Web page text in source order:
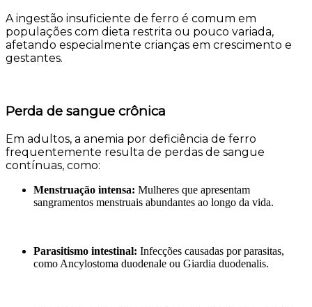
A ingestão insuficiente de ferro é comum em
populações com dieta restrita ou pouco variada,
afetando especialmente crianças em crescimento e
gestantes.
Perda de sangue crônica
Em adultos, a anemia por deficiência de ferro
frequentemente resulta de perdas de sangue
contínuas, como:
Menstruação intensa: Mulheres que apresentam
sangramentos menstruais abundantes ao longo da vida.
Parasitismo intestinal: Infecções causadas por parasitas,
como Ancylostoma duodenale ou Giardia duodenalis.